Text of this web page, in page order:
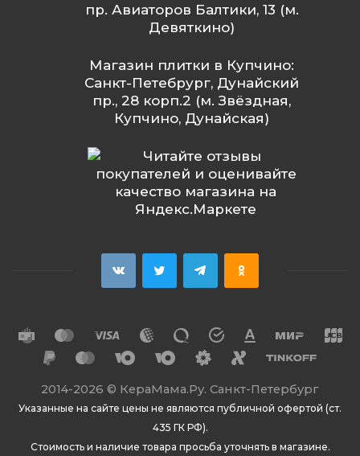
пр. Авиаторов Балтики, 13 (м.
Девяткино)
Магазин плитки в Купчино:
Санкт-Петебрург, Дунайский
пр., 28 корп.2 (м. Звёздная,
Купчино, Дунайская)
2014-2026 © КераМама.Ру. Санкт-Петербург
Указанные на сайте цены не являются публичной офертой (ст.
435 ГК РФ).
Стоимость и наличие товара просьба уточнять в магазине.